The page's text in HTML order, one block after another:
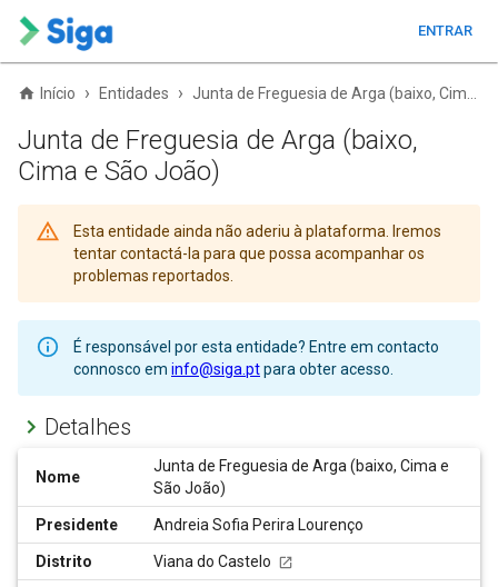
ENTRAR
Início › Entidades ›
Junta de Freguesia de Arga (baixo,
Cima e São João)
Esta entidade ainda não aderiu à plataforma. Iremos
tentar contactá-la para que possa acompanhar os
problemas reportados.
É responsável por esta entidade? Entre em contacto
connosco em info@siga.ptpara obter acesso.
Detalhes
Nome
Junta de Freguesia de Arga (baixo, Cima e
São João)
Presidente Andreia Sofia Perira Lourenço
Distrito Viana do Castelo